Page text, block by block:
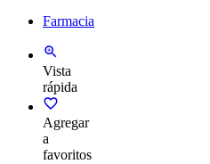
Farmacia
Vista
rápida
Agregar
a
favoritos